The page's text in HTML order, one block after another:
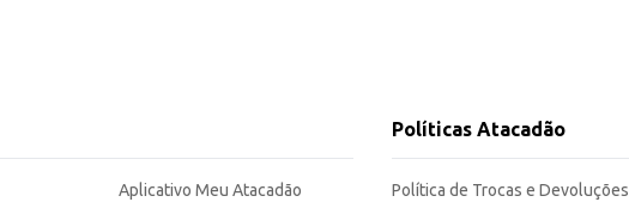
de frescor, tornando-se uma opção de valor para consumidores e comerciantes.
Aplicativo Meu Atacadão
Políticas Atacadão
Política de Trocas e Devoluções